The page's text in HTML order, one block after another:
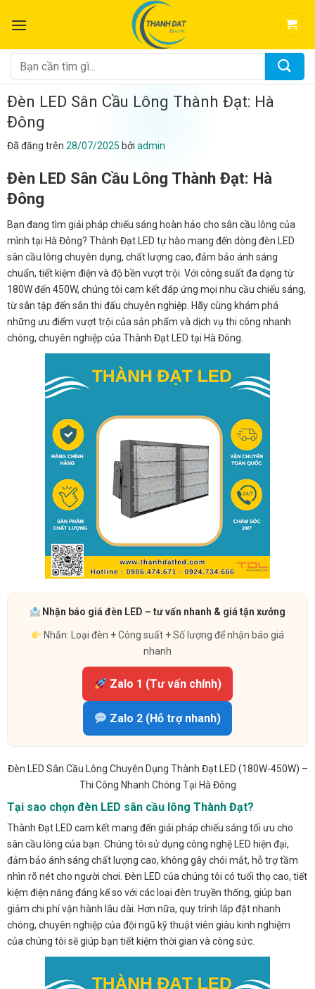
đến
dung
Tìm
kiếm:
Đèn LED Sân Cầu Lông Thành Đạt: Hà
Đông
Đã đăng trên 28/07/2025 bởi admin
Đèn LED Sân Cầu Lông Thành Đạt: Hà
Đông
Bạn đang tìm giải pháp chiếu sáng hoàn hảo cho sân cầu lông của
mình tại Hà Đông? Thành Đạt LED tự hào mang đến dòng đèn LED
sân cầu lông chuyên dụng, chất lượng cao, đảm bảo ánh sáng
chuẩn, tiết kiệm điện và độ bền vượt trội. Với công suất đa dạng từ
180W đến 450W, chúng tôi cam kết đáp ứng mọi nhu cầu chiếu sáng,
từ sân tập đến sân thi đấu chuyên nghiệp. Hãy cùng khám phá
những ưu điểm vượt trội của sản phẩm và dịch vụ thi công nhanh
chóng, chuyên nghiệp của Thành Đạt LED tại Hà Đông.
Nhận báo giá đèn LED – tư vấn nhanh & giá tận xưởng
Nhắn: Loại đèn + Công suất + Số lượng để nhận báo giá
nhanh
Zalo 1 (Tư vấn chính)
Zalo 2 (Hỗ trợ nhanh)
Đèn LED Sân Cầu Lông Chuyên Dụng Thành Đạt LED (180W-450W) –
Thi Công Nhanh Chóng Tại Hà Đông
Tại sao chọn đèn LED sân cầu lông Thành Đạt?
Thành Đạt LED cam kết mang đến giải pháp chiếu sáng tối ưu cho
sân cầu lông của bạn. Chúng tôi sử dụng công nghệ LED hiện đại,
đảm bảo ánh sáng chất lượng cao, không gây chói mắt, hỗ trợ tầm
nhìn rõ nét cho người chơi. Đèn LED của chúng tôi có tuổi thọ cao, tiết
kiệm điện năng đáng kể so với các loại đèn truyền thống, giúp bạn
giảm chi phí vận hành lâu dài. Hơn nữa, quy trình lắp đặt nhanh
chóng, chuyên nghiệp của đội ngũ kỹ thuật viên giàu kinh nghiệm
của chúng tôi sẽ giúp bạn tiết kiệm thời gian và công sức.